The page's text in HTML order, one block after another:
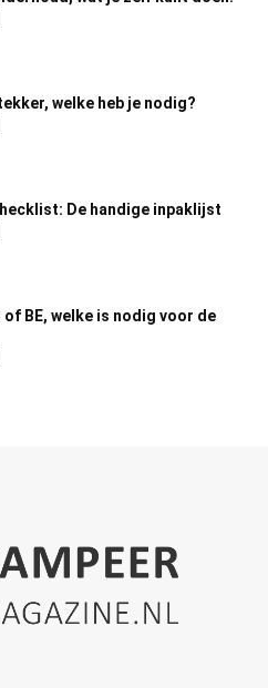
welke heb je nodig?
De handige inpaklijst
of BE, welke is nodig voor de